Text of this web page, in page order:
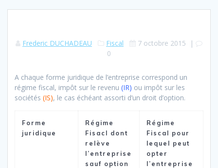
Frederic DUCHADEAU Fiscal 7 octobre 2015 |
0
A chaque forme juridique de l’entreprise correspond un
régime fiscal, impôt sur le revenu (IR) ou impôt sur les
sociétés (IS), le cas échéant assorti d’un droit d’option.
Forme
juridique
Régime
Fisacl dont
relève
l’entreprise
sauf option
Régime
Fiscal pour
lequel peut
opter
l’entreprise